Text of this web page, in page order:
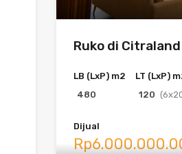
Ruko di
LB (LxP) m2
480
LT (LxP)
120
Dijual